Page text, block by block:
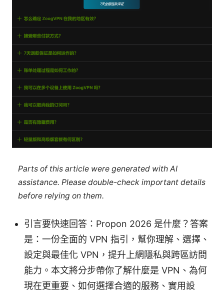
Parts of this article were generated with AI
assistance. Please double-check important details
before relying on them.
引言要快速回答：Propon 2026 是什麼？答案
是：一份全面的 VPN 指引，幫你理解、選擇、
設定與最佳化 VPN，提升上網隱私與跨區訪問
能力。本文將分步帶你了解什麼是 VPN、為何
現在更重要、如何選擇合適的服務、實用設